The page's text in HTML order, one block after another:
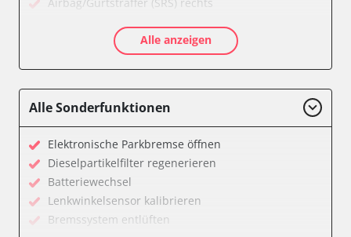
Allradelektronik
Anhängersteuergerät
Diagnoseschnittstelle (EOBD/OBDII)
Einparkhilfe
Einparkhilfe Lenkhilfe
Einstiegshilfe Beifahrer
Einstiegshilfe Fahrer
Fahrererkennung
Alle anzeigen
Alle Sonderfunktionen
Elektronische Parkbremse öffnen
Dieselpartikelfilter regenerieren
Batteriewechsel
Lenkwinkelsensor kalibrieren
Bremssystem entlüften